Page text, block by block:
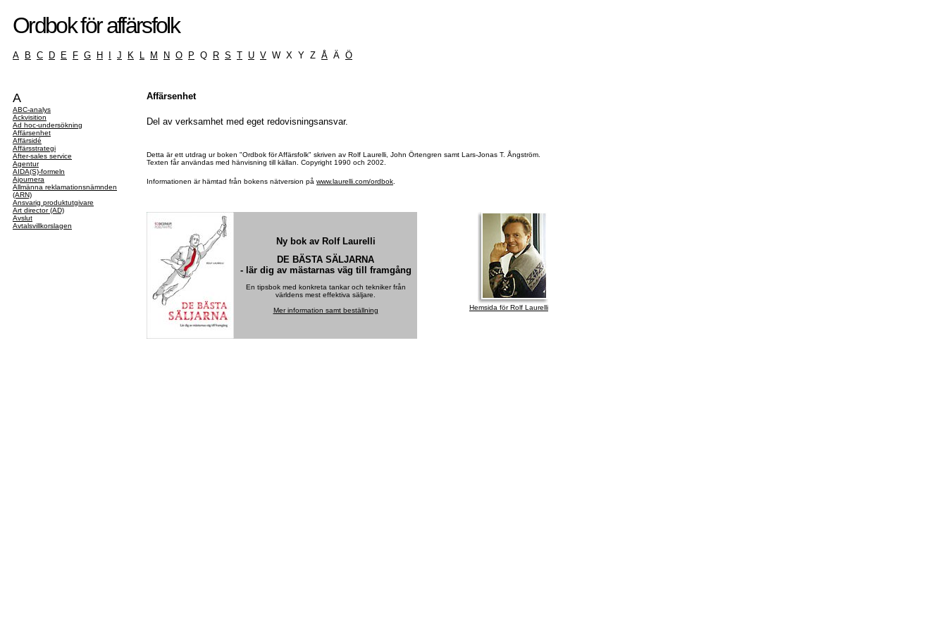
Ordbok för affärsfolk
A B C D E F G H J K L M N O P Q R S T U V W X Y Z Å Ä Ö
A
ABC-analys
Ackvisition
Ad hoc-undersökning
Affärsenhet
Affärsidé
Affärsstrategi
After-sales service
Agentur
AIDA(S)-formeln
Ajournera
Allmänna reklamationsnämnden
(ARN)
Ansvarig produktutgivare
Art director (AD)
Avslut
Avtalsvillkorslagen
Affärsenhet
Del av verksamhet med eget redovisningsansvar.
Detta är ett utdrag ur boken "Ordbok för Affärsfolk" skriven av Rolf Laurelli, John Örtengren samt Lars-Jonas T. Ångström.
Texten får användas med hänvisning till källan. Copyright 1990 och 2002.
Informationen är hämtad från bokens nätversion på www.laurelli.com/ordbok.
Ny bok av Rolf Laurelli
DE BÄSTA SÄLJARNA
- lär dig av mästarnas väg till framgång
En tipsbok med konkreta tankar och tekniker från
världens mest effektiva säljare.
Mer information samt beställning
Hemsida för Rolf Laurelli